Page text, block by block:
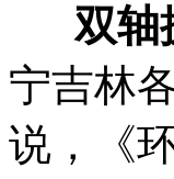
双轴
宁吉林
说，《